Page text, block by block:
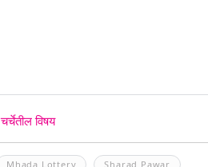
चर्चेतील विषय
Mhada Lottery Sharad Pawar